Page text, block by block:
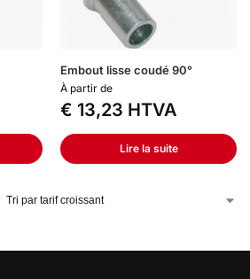
Embout lisse coudé 90°
À partir de
€ 13,23 HTVA
Lire la suite